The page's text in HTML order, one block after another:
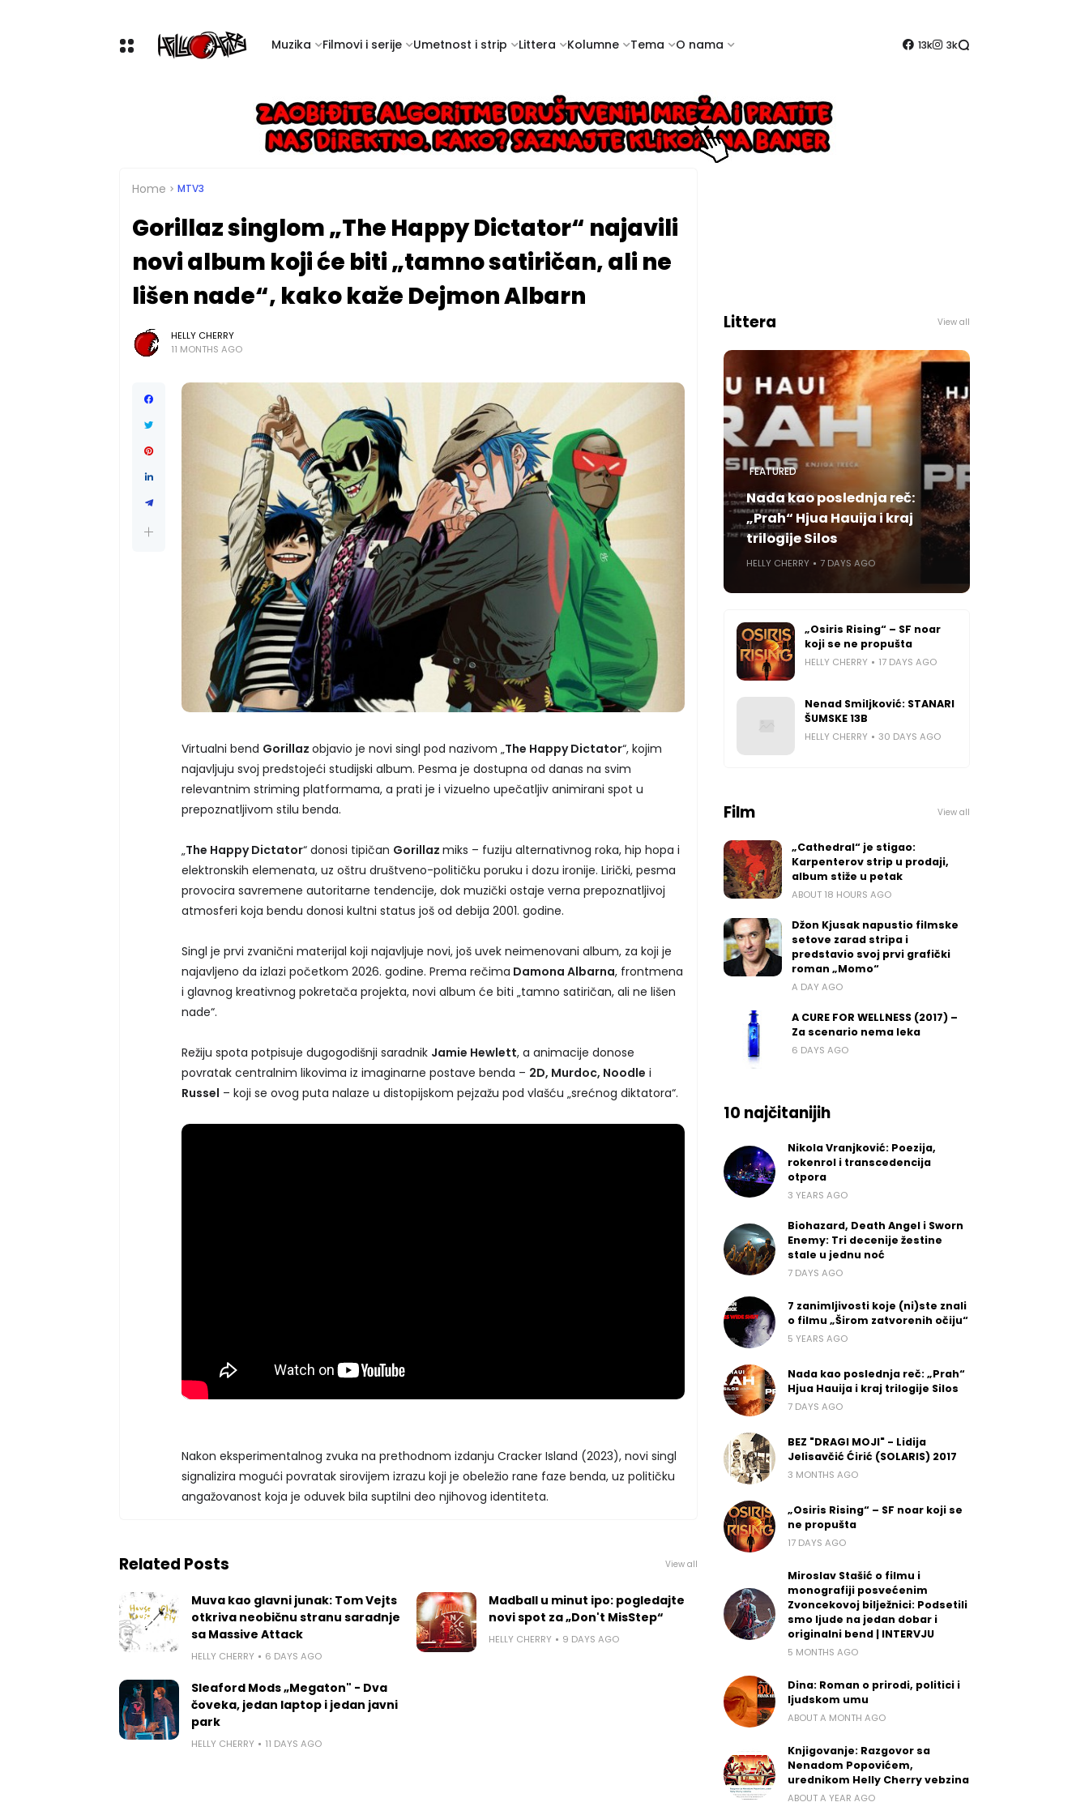
Muzika Filmovi i serije Umetnost i strip Littera Kolumne Tema O nama 13k 3k
Home MTV3
Gorillaz singlom „The Happy Dictator“ najavili
novi album koji će biti „tamno satiričan, ali ne
lišen nade“, kako kaže Dejmon Albarn
HELLY CHERRY
11 MONTHS AGO
Virtualni bend Gorillaz objavio je novi singl pod nazivom „The Happy Dictator“, kojim
najavljuju svoj predstojeći studijski album. Pesma je dostupna od danas na svim
relevantnim striming platformama, a prati je i vizuelno upečatljiv animirani spot u
prepoznatljivom stilu benda.
„The Happy Dictator“ donosi tipičan Gorillaz miks – fuziju alternativnog roka, hip hopa i
elektronskih elemenata, uz oštru društveno-političku poruku i dozu ironije. Lirički, pesma
provocira savremene autoritarne tendencije, dok muzički ostaje verna prepoznatljivoj
atmosferi koja bendu donosi kultni status još od debija 2001. godine.
Singl je prvi zvanični materijal koji najavljuje novi, još uvek neimenovani album, za koji je
najavljeno da izlazi početkom 2026. godine. Prema rečima Damona Albarna, frontmena
i glavnog kreativnog pokretača projekta, novi album će biti „tamno satiričan, ali ne lišen
nade“.
Režiju spota potpisuje dugogodišnji saradnik Jamie Hewlett, a animacije donose
povratak centralnim likovima iz imaginarne postave benda – 2D, Murdoc, Noodle i
Russel – koji se ovog puta nalaze u distopijskom pejzažu pod vlašću „srećnog diktatora“.
Nakon eksperimentalnog zvuka na prethodnom izdanju Cracker Island (2023), novi singl
signalizira mogući povratak sirovijem izrazu koji je obeležio rane faze benda, uz političku
angažovanost koja je oduvek bila suptilni deo njihovog identiteta.
Related Posts View all
Muva kao glavni junak: Tom Vejts
otkriva neobičnu stranu saradnje
sa Massive Attack
HELLY CHERRY 6 DAYS AGO
Madball u minut ipo: pogledajte
novi spot za „Don't MisStep“
HELLY CHERRY 9 DAYS AGO
Sleaford Mods „Megaton" - Dva
čoveka, jedan laptop i jedan javni
park
HELLY CHERRY 11 DAYS AGO
Littera View all
FEATURED
Nada kao poslednja reč:
„Prah“ Hjua Hauija i kraj
trilogije Silos
HELLY CHERRY 7 DAYS AGO
„Osiris Rising“ – SF noar
koji se ne propušta
HELLY CHERRY 17 DAYS AGO
Nenad Smiljković: STANARI
ŠUMSKE 13B
HELLY CHERRY 30 DAYS AGO
Film View all
„Cathedral“ je stigao:
Karpenterov strip u prodaji,
album stiže u petak
ABOUT 18 HOURS AGO
Džon Kjusak napustio filmske
setove zarad stripa i
predstavio svoj prvi grafički
roman „Momo“
A DAY AGO
A CURE FOR WELLNESS (2017) –
Za scenario nema leka
6 DAYS AGO
10 najčitanijih
Nikola Vranjković: Poezija,
rokenrol i transcedencija
otpora
3 YEARS AGO
Biohazard, Death Angel i Sworn
Enemy: Tri decenije žestine
stale u jednu noć
7 DAYS AGO
7 zanimljivosti koje (ni)ste znali
o filmu „Širom zatvorenih očiju“
5 YEARS AGO
Nada kao poslednja reč: „Prah“
Hjua Hauija i kraj trilogije Silos
7 DAYS AGO
BEZ "DRAGI MOJI" - Lidija
Jelisavčić Ćirić (SOLARIS) 2017
3 MONTHS AGO
„Osiris Rising“ – SF noar koji se
ne propušta
17 DAYS AGO
Miroslav Stašić o filmu i
monografiji posvećenim
Zvoncekovoj bilježnici: Podsetili
smo ljude na jedan dobar i
originalni bend | INTERVJU
5 MONTHS AGO
Dina: Roman o prirodi, politici i
ljudskom umu
ABOUT A MONTH AGO
Knjigovanje: Razgovor sa
Nenadom Popovićem,
urednikom Helly Cherry vebzina
ABOUT A YEAR AGO